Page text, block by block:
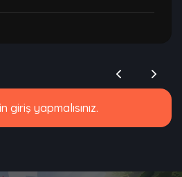
yapmalısınız.